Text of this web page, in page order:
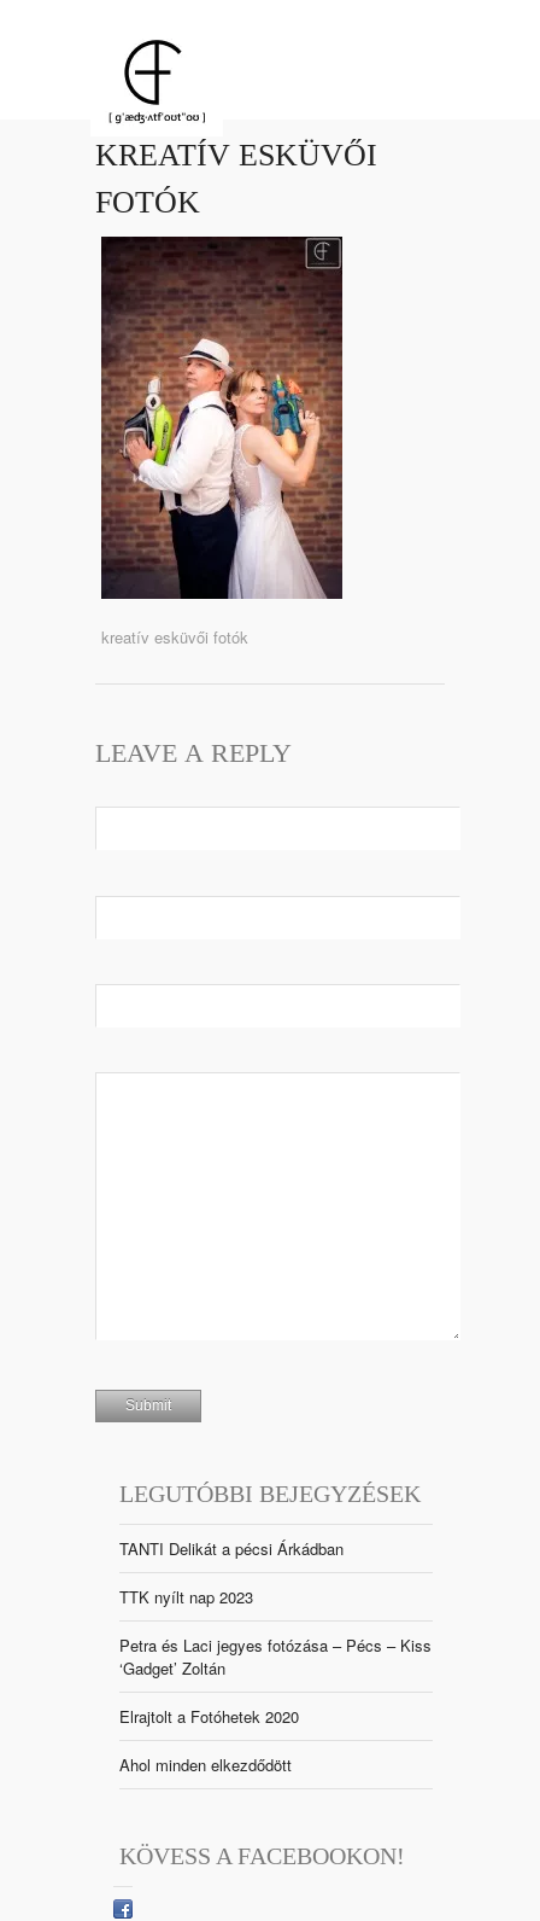
KREATÍV ESKÜVŐI
FOTÓK
kreatív esküvői fotók
LEAVE A REPLY
LEGUTÓBBI BEJEGYZÉSEK
TANTI Delikát a pécsi Árkádban
TTK nyílt nap 2023
Petra és Laci jegyes fotózása – Pécs – Kiss
‘Gadget’ Zoltán
Elrajtolt a Fotóhetek 2020
Ahol minden elkezdődött
KÖVESS A FACEBOOKON!